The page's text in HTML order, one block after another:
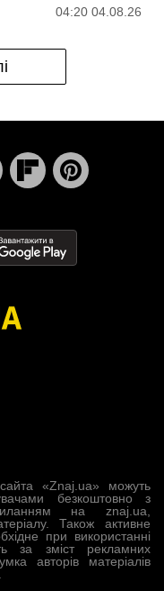
04:20 04.08.26
«Znaj.ua» можуть
безкоштовно з
на znaj.ua,
Також активне
при використанні
за зміст рекламних
авторів матеріалів